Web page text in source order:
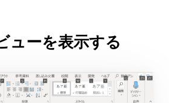
ューを表示する